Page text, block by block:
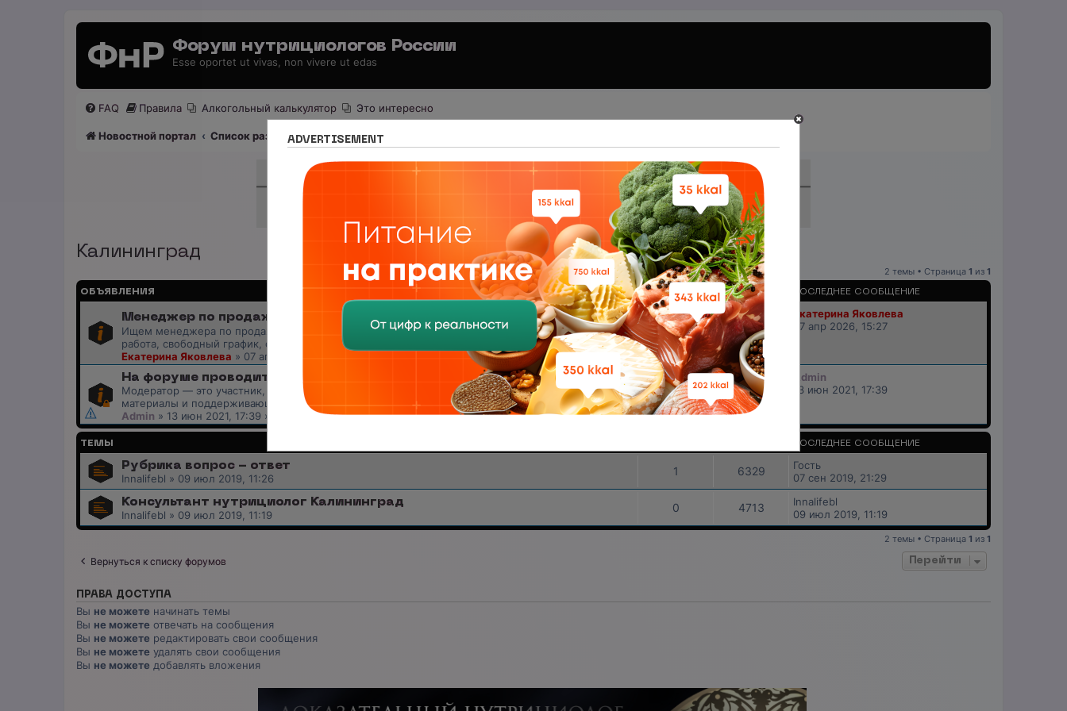
Форум нутрициологов России
Esse oportet ut vivas, non vivere ut edas
FAQ Правила Алкогольный калькулятор Это интересно
Новостной портал Список разделов Нутрициология по регионам
Калининград
2 темы • Страница 1 из 1
ОБЪЯВЛЕНИЯ ОТВЕТЫ ПРОСМОТРЫ ПОСЛЕДНЕЕ СООБЩЕНИЕ
Менеджер по продажам (B2B/B2C) в НЦПС — Удаленно, от 110 000 ₽
Ищем менеджера по продажам в лицензированный учебный центр нутрициологии. Удаленная
работа, свободный график, оплата 20%
Екатерина Яковлева » 07 апр 2026, 15:27
0 18259
Екатерина Яковлева
07 апр 2026, 15:27
На форуме проводится набор модераторов и ведущих разделов
Модератор — это участник, следящий за соблюдением правил, удаляющий нежелательные
материалы и поддерживающий порядок
Admin » 13 июн 2021, 17:39 » в форумеОбщение с администрацией
0 41430
Admin
13 июн 2021, 17:39
ТЕМЫ ПОСЛЕДНЕЕ СООБЩЕНИЕ
Рубрика вопрос - ответ
Innalifebl » 09 июл 2019, 11:26
1 6329
Гость
07 сен 2019, 21:29
Консультант нутрициолог Калининград
Innalifebl » 09 июл 2019, 11:19
0 4713
Innalifebl
09 июл 2019, 11:19
2 темы • Страница 1 из 1
Вернуться к списку форумов Перейти
ПРАВА ДОСТУПА
Вы не можете начинать темы
Вы не можете отвечать на сообщения
Вы не можете редактировать свои сообщения
Вы не можете удалять свои сообщения
Вы не можете добавлять вложения
ADVERTISEMENT